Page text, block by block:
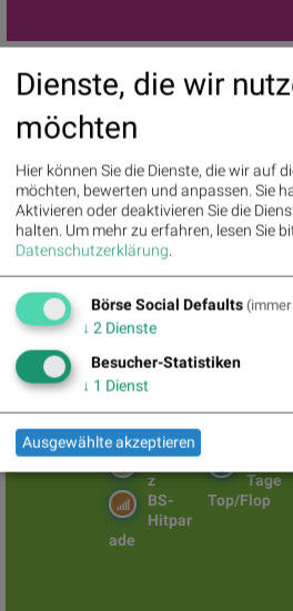
social.com/gabb
vom 28.02.)
Christian Drastil: Wiener Börse Plausch
Wiener Börse Party #1216: ATX
weiter stark, neue indische
of the Day
BSNgine
Movin
Tage
Top/Flop
Umsat
z
BS-
Hitpar
ade
Dienste, die wir
möchten
Hier können Sie die Dienste, die wir auf
möchten, bewerten und anpassen. Sie
Aktivieren oder deaktivieren Sie die
halten. Um mehr zu erfahren, lesen Sie
Datenschutzerklärung.
Börse Social Defaults
↓ 2 Dienste
Besucher-Statistiken
↓ 1 Dienst
Ausgewählte akzeptieren